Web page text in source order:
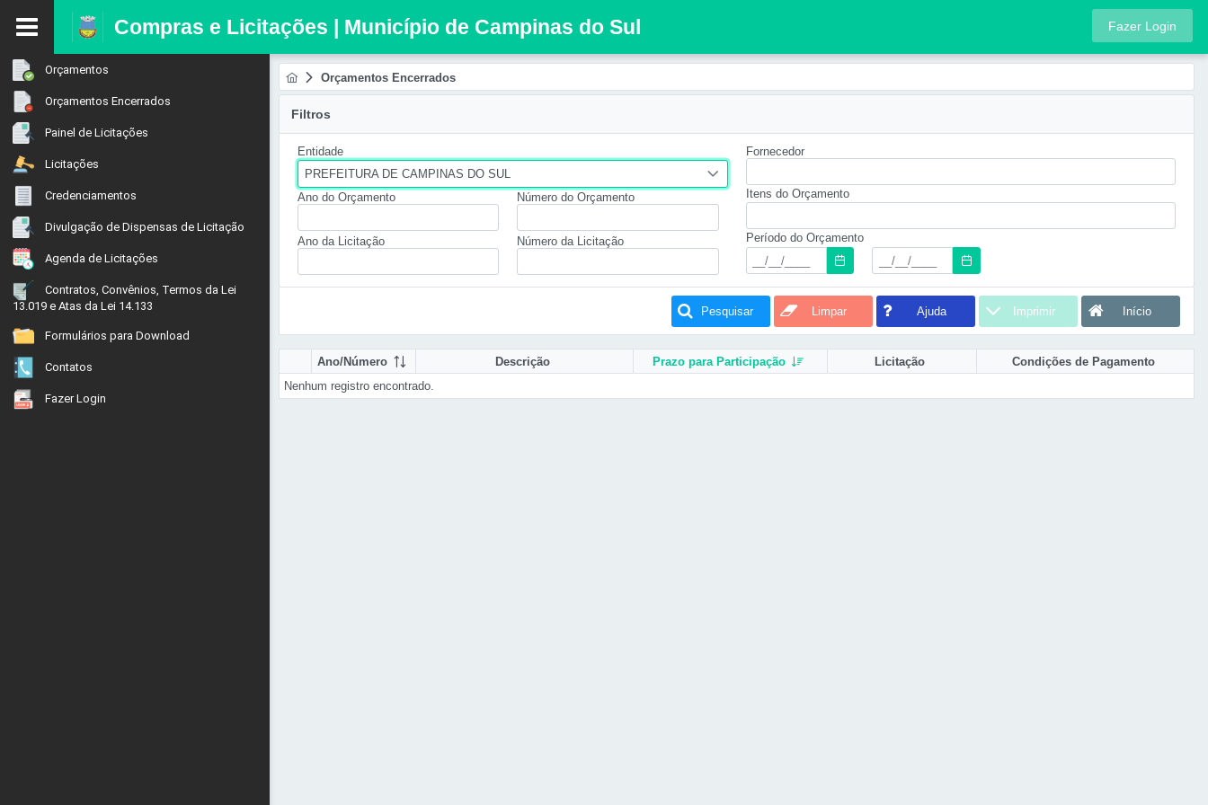
Compras e Licitações | Município de Campinas do Sul Fazer Login
Orçamentos
Orçamentos Encerrados
Painel de Licitações
Licitações
Credenciamentos
Divulgação de Dispensas de Licitação
Agenda de Licitações
Contratos, Convênios, Termos da Lei
13.019 e Atas da Lei 14.133
Formulários para Download
Contatos
Fazer Login
Orçamentos Encerrados
Filtros
Entidade
PREFEITURA DE CAMPINAS DO SUL
Ano do Orçamento
Número do Orçamento
Ano da Licitação Número da Licitação
Fornecedor
Itens do Orçamento
Período do Orçamento
Pesquisar Limpar Ajuda Imprimir Início
Ano/Número Descrição Prazo para Participação Licitação
Condições de Pagamento
Nenhum registro encontrado.